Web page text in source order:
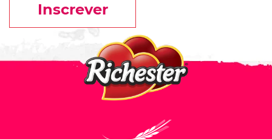
Inscrever